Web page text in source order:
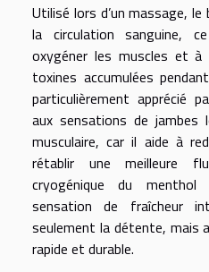
Utilisé lors d’un massage,
la circulation sanguine,
oxygéner les muscles et à
toxines accumulées
particulièrement apprécié
aux sensations de jambes
musculaire, car il aide à
rétablir une meilleure
cryogénique du
sensation de fraîcheur
seulement la détente, mais
rapide et durable.